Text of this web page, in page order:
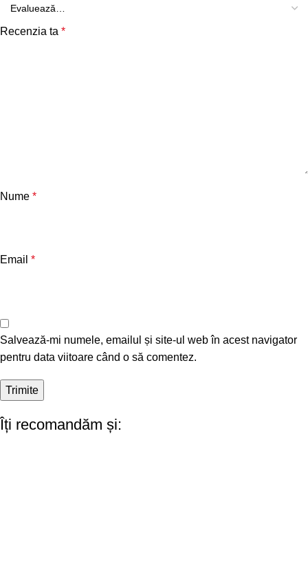
Recenzia ta *
Nume *
Email *
Salvează-mi numele, emailul și site-ul web în acest navigator
pentru data viitoare când o să comentez.
Îți recomandăm și: